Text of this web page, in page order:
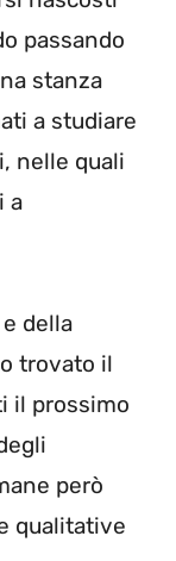
passando
stanza
a studiare
nelle quali
a
della
trovato il
il prossimo
però
qualitative